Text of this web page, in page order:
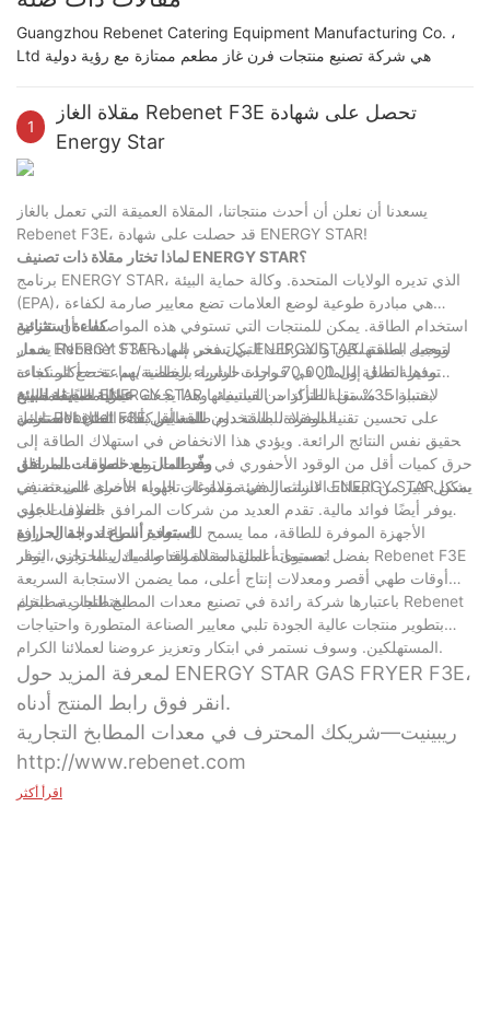
Guangzhou Rebenet Catering Equipment Manufacturing Co. ،
Ltd هي شركة تصنيع منتجات فرن غاز مطعم ممتازة مع رؤية دولية
1
مقلاة الغاز Rebenet F3E تحصل على شهادة
Energy Star
يسعدنا أن نعلن أن أحدث منتجاتنا، المقلاة العميقة التي تعمل بالغاز
Rebenet F3E، قد حصلت على شهادة ENERGY STAR!
لماذا تختار مقلاة ذات تصنيف ENERGY STAR؟
برنامج ENERGY STAR، الذي تديره الولايات المتحدة. وكالة حماية البيئة
(EPA)، هي مبادرة طوعية لوضع العلامات تضع معايير صارمة لكفاءة
استخدام الطاقة. يمكن للمنتجات التي تستوفي هذه المواصفات أن تعرض
شعار ENERGY STAR، لتوجيه المستهلكين والشركات التي تسعى إلى
توفير الطاقة والمال في قرارات الشراء الخاصة بهم. تخضع المنتجات
المعتمدة من ENERGY STAR لاختبارات مستقلة للتأكد من استيفائها
لمعايير كفاءة الطاقة الصارمة.
كفاءة استثنائية
يحمل Rebenet F3E بكل فخر شهادة ENERGY STAR، ويعمل بطاقة
مذهلة تصل إلى 70,000 وحدة حرارية بريطانية/ساعة.—أكثر كفاءة
بنسبة 35% من الطرازات القياسية. وهذا يجعله خيارًا مثاليًا للمطابخ
الموفرة للطاقة دون المساس بأداء القلي الاستثنائي.
عملية صديقة للبيئة
تعمل Rebenet F3E على تحسين تقنية المقلاة، باستخدام طاقة أقل
لتحقيق نفس النتائج الرائعة. ويؤدي هذا الانخفاض في استهلاك الطاقة إلى
حرق كميات أقل من الوقود الأحفوري في محطات توليد الطاقة، مما يقلل
بشكل كبير من انبعاثات غازات الدفيئة وملوثات الهواء الأخرى المنبعثة في
الغلاف الجوي.
وفّر المال مع خصومات المرافق
الاستثمار في مقلاة غاز تجارية حاصلة على تصنيف ENERGY STAR يمكن
أن يوفر أيضًا فوائد مالية. تقدم العديد من شركات المرافق خصومات على
الأجهزة الموفرة للطاقة، مما يسمح لك بتوفير الطاقة والمال. ارفع
مستوى أعمال المقلاة الخاصة بك بينما تجني الثمار!
استعادة أسرع لدرجة الحرارة
بفضل تصميماته المتقدمة للموقد والمبادل الحراري، يوفر Rebenet F3E
أوقات طهي أقصر ومعدلات إنتاج أعلى، مما يضمن الاستجابة السريعة
لمتطلبات مطبخك.
باعتبارها شركة رائدة في تصنيع معدات المطبخ التجارية، تلتزم Rebenet
بتطوير منتجات عالية الجودة تلبي معايير الصناعة المتطورة واحتياجات
المستهلكين. وسوف نستمر في ابتكار وتعزيز عروضنا لعملائنا الكرام.
لمعرفة المزيد حول ENERGY STAR GAS FRYER F3E،
انقر فوق رابط المنتج أدناه.
http://www.rebenet.com
اقرأ أكثر